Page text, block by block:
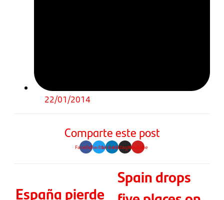
22/01/2014
Comparte este post
FacebookTwitterLinkedinInstagramYoutube
España pierde
Spain drops